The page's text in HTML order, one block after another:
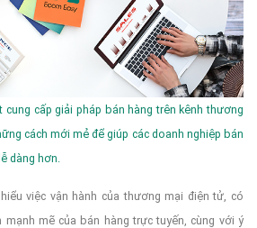
cung cấp giải pháp bán hàng trên kênh thương
cách mới mẻ để giúp các doanh nghiệp bán
dàng hơn.
việc vận hành của thương mại điện tử, có
mẽ của bán hàng trực tuyến, cùng với ý